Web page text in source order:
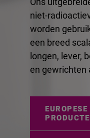
niet-
worden
een breed
longen, lever,
en gewrichten
EUROPESE